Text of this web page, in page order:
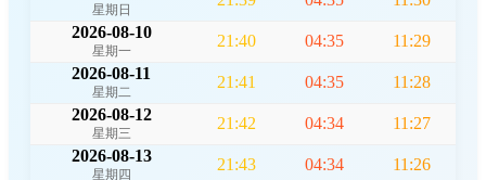
星期日
2026-08-10
星期一
21:40 04:35
11:29
2026-08-11
星期二
21:41 04:35
11:28
2026-08-12
星期三
21:42 04:34
11:27
2026-08-13
星期四
21:43 04:34
11:26